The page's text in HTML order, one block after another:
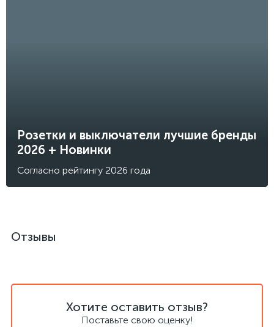
Розетки и выключатели лучшие бренды
2026 + Новинки
Согласно рейтингу 2026 года
Отзывы
Хотите оставить отзыв?
Поставьте свою оценку!